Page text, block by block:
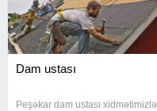
Dam ustası
Peşəkar dam ustası xidmətimizlə